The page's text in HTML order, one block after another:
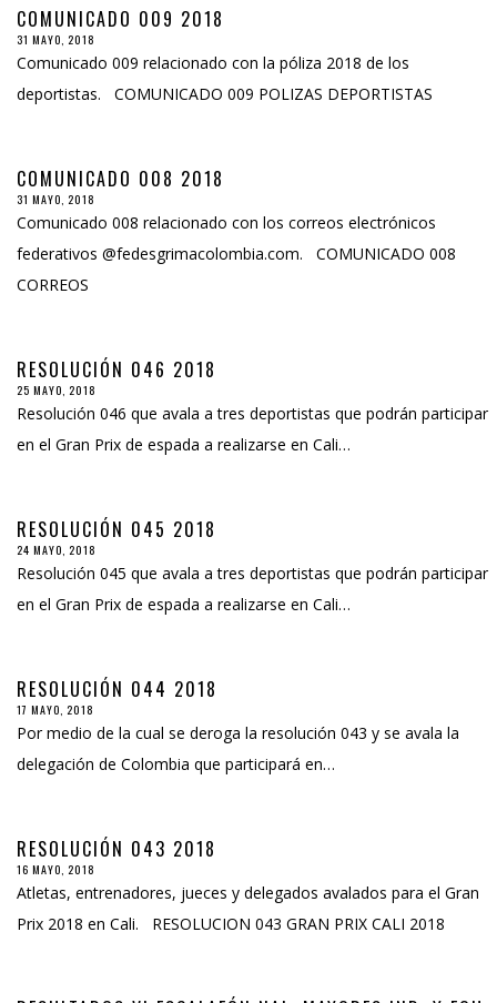
COMUNICADO 009 2018
31 MAYO, 2018
Comunicado 009 relacionado con la póliza 2018 de los
deportistas. COMUNICADO 009 POLIZAS DEPORTISTAS
COMUNICADO 008 2018
31 MAYO, 2018
Comunicado 008 relacionado con los correos electrónicos
federativos @fedesgrimacolombia.com. COMUNICADO 008
CORREOS
RESOLUCIÓN 046 2018
25 MAYO, 2018
Resolución 046 que avala a tres deportistas que podrán participar
en el Gran Prix de espada a realizarse en Cali…
RESOLUCIÓN 045 2018
24 MAYO, 2018
Resolución 045 que avala a tres deportistas que podrán participar
en el Gran Prix de espada a realizarse en Cali…
RESOLUCIÓN 044 2018
17 MAYO, 2018
Por medio de la cual se deroga la resolución 043 y se avala la
delegación de Colombia que participará en…
RESOLUCIÓN 043 2018
16 MAYO, 2018
Atletas, entrenadores, jueces y delegados avalados para el Gran
Prix 2018 en Cali. RESOLUCION 043 GRAN PRIX CALI 2018